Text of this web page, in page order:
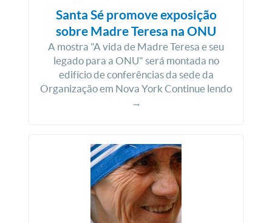
Santa Sé promove exposição
sobre Madre Teresa na ONU
A mostra "A vida de Madre Teresa e seu
legado para a ONU" será montada no
edifício de conferências da sede da
Organização em Nova York Continue lendo
→